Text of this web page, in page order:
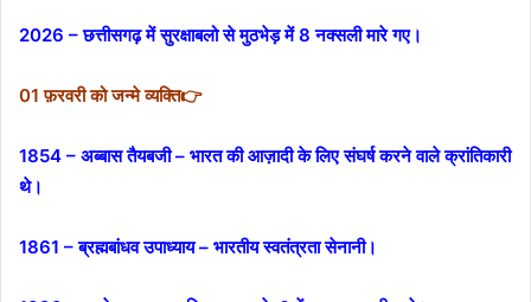
2026 – छत्तीसगढ़ में सुरक्षाबलो से मुठभेड़ में 8 नक्सली मारे गए।
01 फ़रवरी को जन्मे व्यक्ति👉
1854 – अब्बास तैयबजी – भारत की आज़ादी के लिए संघर्ष करने वाले क्रांतिकारी
थे।
1861 – ब्रह्मबांधव उपाध्याय – भारतीय स्वतंत्रता सेनानी।